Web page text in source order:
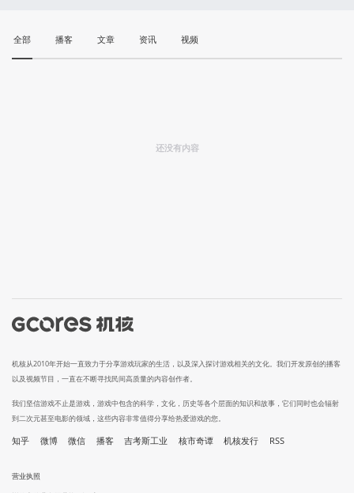
全部 播客 文章 资讯 视频
还没有内容
机核从2010年开始一直致力于分享游戏玩家的生活，以及深入探讨游戏相关的文化。我们开发原创的播客
以及视频节目，一直在不断寻找民间高质量的内容创作者。
我们坚信游戏不止是游戏，游戏中包含的科学，文化，历史等各个层面的知识和故事，它们同时也会辐射
到二次元甚至电影的领域，这些内容非常值得分享给热爱游戏的您。
知乎 微博 微信 播客 吉考斯工业 核市奇谭 机核发行 RSS
营业执照